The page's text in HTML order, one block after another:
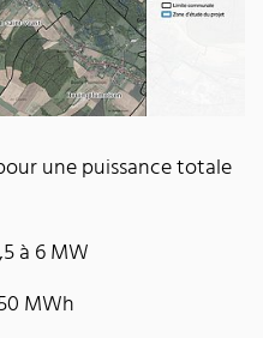
une puissance totale
à 6 MW
MWh